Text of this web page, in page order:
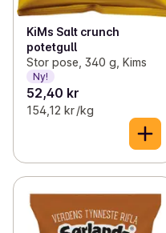
KiMs Salt crunch
potetgull
Stor pose, 340 g, Kims
Ny!
52,40 kr
154,12 kr /kg